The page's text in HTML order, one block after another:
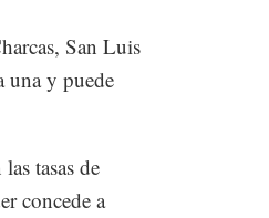
San Luis
una y puede
tasas de
concede a